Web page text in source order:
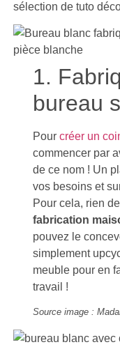
sélection de tuto
1.
bureau
Pour créer un
commencer par
de ce nom ! Un
vos besoins et
Pour cela, rien
fabrication
pouvez le
simplement
meuble pour en
travail !
Source image :